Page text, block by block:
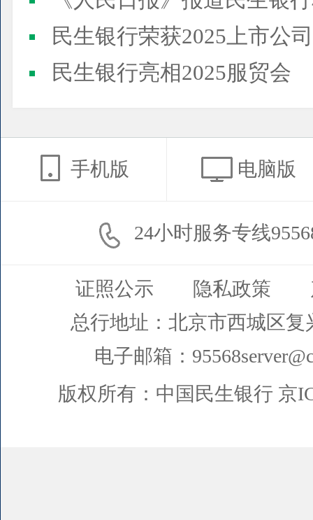
民生银行荣获2025上市公司董事会最佳实践案例、上市公
民生银行亮相2025服贸会
手机版 电脑版
24小时服务专线
证照公示 隐私政策
总行地址：北京市西城区复
电子邮箱：
版权所有：中国民生银行 京